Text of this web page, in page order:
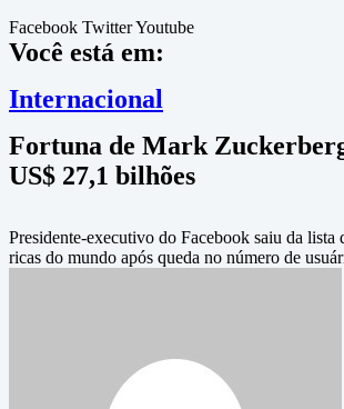
Facebook TwitterYoutube
Você está em:
Internacional
Fortuna de Mark
US$ 27,1 bilhões
Presidente-executivo do Facebook saiu da lista
ricas do mundo após queda no número de